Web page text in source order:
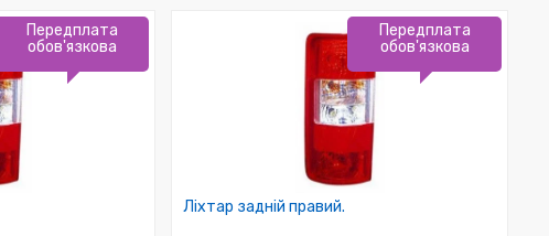
Передплата
обов'язкова
Ліхтар задній правий.
Передплата
обов'язкова